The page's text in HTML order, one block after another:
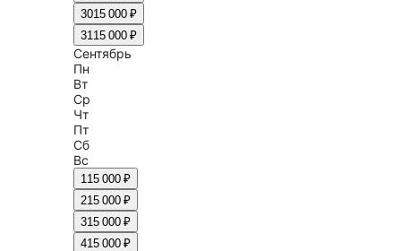
3015 000 ₽
3115 000 ₽
Сентябрь
Пн
Вт
Ср
Чт
Пт
Сб
Вс
115 000 ₽
215 000 ₽
315 000 ₽
415 000 ₽